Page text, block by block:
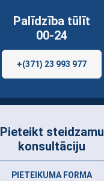
Palīdzība tūlīt
00-24
+(371) 23 993 977
Pieteikt steidzamu
konsultāciju
PIETEIKUMA FORMA